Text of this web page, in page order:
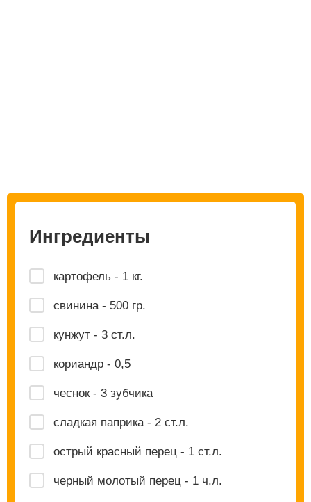
Ингредиенты
картофель - 1 кг.
свинина - 500 гр.
кунжут - 3 ст.л.
кориандр - 0,5
чеснок - 3 зубчика
сладкая паприка - 2 ст.л.
острый красный перец - 1 ст.л.
черный молотый перец - 1 ч.л.